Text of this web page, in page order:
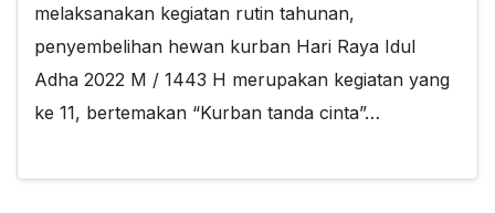
melaksanakan kegiatan rutin tahunan,
penyembelihan hewan kurban Hari Raya Idul
Adha 2022 M / 1443 H merupakan kegiatan yang
ke 11, bertemakan “Kurban tanda cinta”…